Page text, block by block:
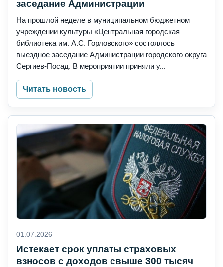
заседание Администрации
На прошлой неделе в муниципальном бюджетном
учреждении культуры «Центральная городская
библиотека им. А.С. Горловского» состоялось
выездное заседание Администрации городского округа
Сергиев-Посад. В мероприятии приняли у...
Читать новость
01.07.2026
Истекает срок уплаты страховых
взносов с доходов свыше 300 тысяч